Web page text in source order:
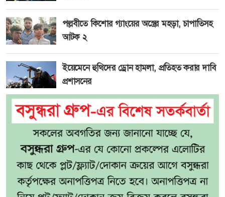
পল্লবীতে কিশোর গ্যাংয়ের অস্ত্রের মহড়া, চাপাতিসহ
আটক ২
ইয়েমেনে হুথিদের ড্রোন হামলা, প্রতিহত করার দাবি
প্রশাসনের